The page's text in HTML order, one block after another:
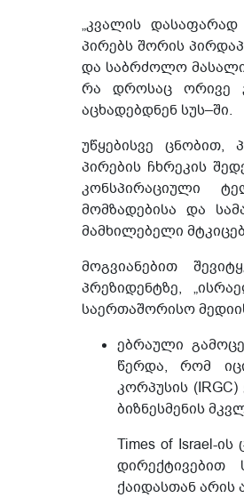
„კვალის
პირებს შორის
და საბრძოლო
რა დროსაც ორივე
აცხადებდნენ სუს–ში.
უწყებისვე ცნობით,
პირების ჩხრეკის
კონსპირაციული
მომზადებისა და
მამხილებელი
მოგვიანებით
პრეზიდენტზე,
საერთაშორისო
ებრაული
წერდა, რომ
კორპუსის
ბიზნესმენის
Times of Israel-
ქაიდასთან